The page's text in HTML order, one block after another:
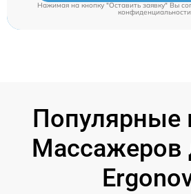
Нажимая на кнопку "Оставить заявку" Вы
конфиденциальности
Популярные
Массажеров